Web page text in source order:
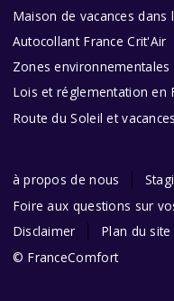
Maison de vacances dans
Autocollant France Crit'Air
Zones environnementales
Lois et réglementation en
Route du Soleil et
à propos de nous
Foire aux questions sur
Disclaimer
Plan du site
© FranceComfort